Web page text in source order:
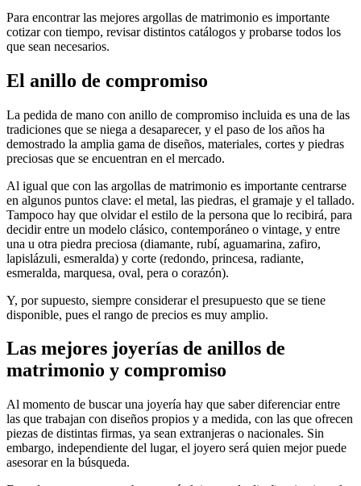
Para encontrar las mejores argollas de matrimonio es importante
cotizar con tiempo, revisar distintos catálogos y probarse todos los
que sean necesarios.
El anillo de compromiso
La pedida de mano con anillo de compromiso incluida es una de las
tradiciones que se niega a desaparecer, y el paso de los años ha
demostrado la amplia gama de diseños, materiales, cortes y piedras
preciosas que se encuentran en el mercado.
Al igual que con las argollas de matrimonio es importante centrarse
en algunos puntos clave: el metal, las piedras, el gramaje y el tallado.
Tampoco hay que olvidar el estilo de la persona que lo recibirá, para
decidir entre un modelo clásico, contemporáneo o vintage, y entre
una u otra piedra preciosa (diamante, rubí, aguamarina, zafiro,
lapislázuli, esmeralda) y corte (redondo, princesa, radiante,
esmeralda, marquesa, oval, pera o corazón).
Y, por supuesto, siempre considerar el presupuesto que se tiene
disponible, pues el rango de precios es muy amplio.
Las mejores joyerías de anillos de
matrimonio y compromiso
Al momento de buscar una joyería hay que saber diferenciar entre
las que trabajan con diseños propios y a medida, con las que ofrecen
piezas de distintas firmas, ya sean extranjeras o nacionales. Sin
embargo, independiente del lugar, el joyero será quien mejor puede
asesorar en la búsqueda.